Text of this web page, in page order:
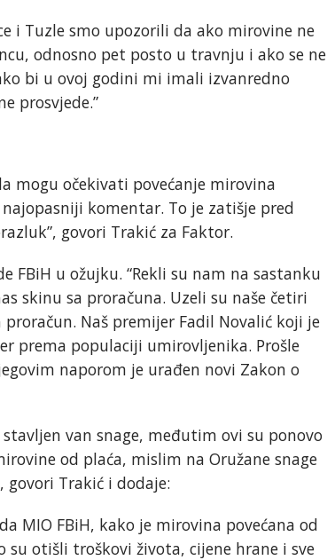
i Tuzle smo upozorili da ako mirovine ne
odnosno pet posto u travnju i ako se ne
bi u ovoj godini mi imali izvanredno
prosvjede.”
mogu očekivati povećanje mirovina
komentar. To je zatišje pred
govori Trakić za Faktor.
FBiH u ožujku. “Rekli su nam na sastanku
skinu sa proračuna. Uzeli su naše četiri
Naš premijer Fadil Novalić koji je
prema populaciji umirovljenika. Prošle
naporom je urađen novi Zakon o
van snage, međutim ovi su ponovo
od plaća, mislim na Oružane snage
govori Trakić i dodaje:
MIO FBiH, kako je mirovina povećana od
su otišli troškovi života, cijene hrane i sve